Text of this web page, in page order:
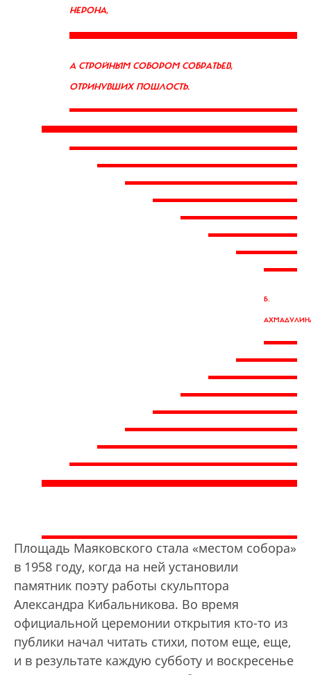
НЕРОНА,
А СТРОЙНЫМ СОБОРОМ СОБРАТЬЕВ,
ОТРИНУВШИХ ПОШЛОСТЬ.
Б.
Площадь Маяковского стала «местом собора»
в 1958 году, когда на ней установили
памятник поэту работы скульптора
Александра Кибальникова. Во время
официальной церемонии открытия кто-то из
публики начал читать стихи, потом еще, еще,
и в результате каждую субботу и воскресенье